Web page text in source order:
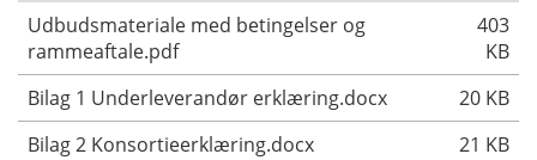
Udbudsmateriale med betingelser og
rammeaftale.pdf
403
KB
Bilag 1 Underleverandør erklæring.docx
20 KB
Bilag 2 Konsortieerklæring.docx
21 KB